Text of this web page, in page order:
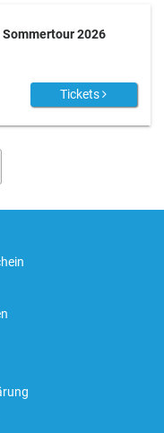
Sommertour 2026
Tickets